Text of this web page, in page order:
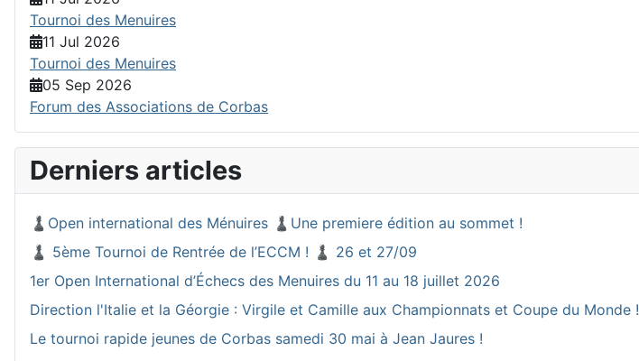
Tournoi des Menuires
11 Jul 2026
Tournoi des Menuires
05 Sep 2026
Forum des Associations de Corbas
Derniers articles
♟️Open international des Ménuires ♟️Une premiere édition au sommet !
♟️ 5ème Tournoi de Rentrée de l’ECCM ! ♟️ 26 et 27/09
1er Open International d’Échecs des Menuires du 11 au 18 juillet 2026
Direction l'Italie et la Géorgie : Virgile et Camille aux Championnats et Coupe du Monde !
Le tournoi rapide jeunes de Corbas samedi 30 mai à Jean Jaures !